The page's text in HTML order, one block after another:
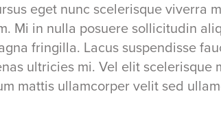
eget nunc scelerisque viverra
Mi in nulla posuere sollicitudin
fringilla. Lacus suspendisse
ultricies mi. Vel elit scelerisque
mattis ullamcorper velit sed